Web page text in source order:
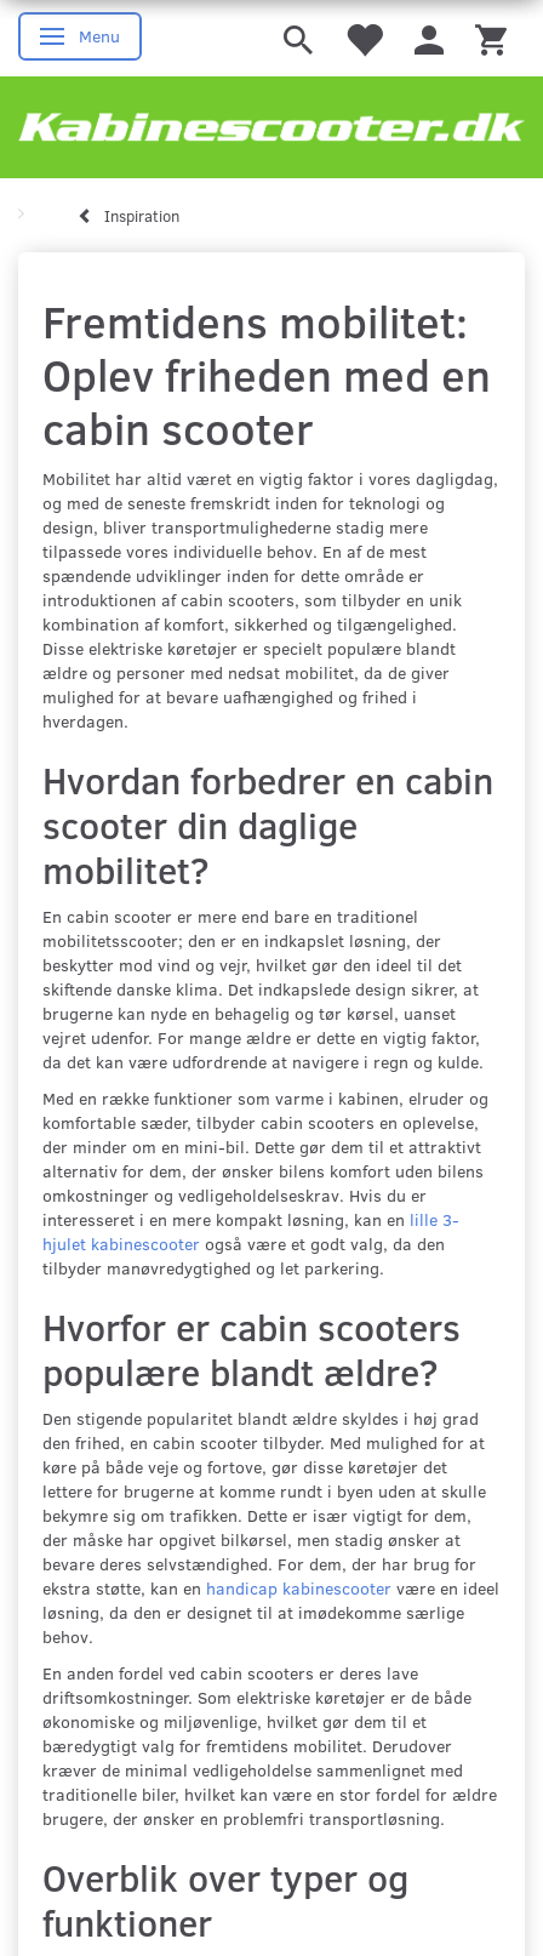
Skifte navigation
Menu
Inspiration
Fremtidens mobilitet:
Oplev friheden med en
cabin scooter
Mobilitet har altid været en vigtig faktor i vores dagligdag,
og med de seneste fremskridt inden for teknologi og
design, bliver transportmulighederne stadig mere
tilpassede vores individuelle behov. En af de mest
spændende udviklinger inden for dette område er
introduktionen af cabin scooters, som tilbyder en unik
kombination af komfort, sikkerhed og tilgængelighed.
Disse elektriske køretøjer er specielt populære blandt
ældre og personer med nedsat mobilitet, da de giver
mulighed for at bevare uafhængighed og frihed i
hverdagen.
Hvordan forbedrer en cabin
scooter din daglige
mobilitet?
En cabin scooter er mere end bare en traditionel
mobilitetsscooter; den er en indkapslet løsning, der
beskytter mod vind og vejr, hvilket gør den ideel til det
skiftende danske klima. Det indkapslede design sikrer, at
brugerne kan nyde en behagelig og tør kørsel, uanset
vejret udenfor. For mange ældre er dette en vigtig faktor,
da det kan være udfordrende at navigere i regn og kulde.
Med en række funktioner som varme i kabinen, elruder og
komfortable sæder, tilbyder cabin scooters en oplevelse,
der minder om en mini-bil. Dette gør dem til et attraktivt
alternativ for dem, der ønsker bilens komfort uden bilens
omkostninger og vedligeholdelseskrav. Hvis du er
interesseret i en mere kompakt løsning, kan en lille 3-
hjulet kabinescooter også være et godt valg, da den
tilbyder manøvredygtighed og let parkering.
Hvorfor er cabin scooters
populære blandt ældre?
Den stigende popularitet blandt ældre skyldes i høj grad
den frihed, en cabin scooter tilbyder. Med mulighed for at
køre på både veje og fortove, gør disse køretøjer det
lettere for brugerne at komme rundt i byen uden at skulle
bekymre sig om trafikken. Dette er især vigtigt for dem,
der måske har opgivet bilkørsel, men stadig ønsker at
bevare deres selvstændighed. For dem, der har brug for
ekstra støtte, kan en handicap kabinescooter være en ideel
løsning, da den er designet til at imødekomme særlige
behov.
En anden fordel ved cabin scooters er deres lave
driftsomkostninger. Som elektriske køretøjer er de både
økonomiske og miljøvenlige, hvilket gør dem til et
bæredygtigt valg for fremtidens mobilitet. Derudover
kræver de minimal vedligeholdelse sammenlignet med
traditionelle biler, hvilket kan være en stor fordel for ældre
brugere, der ønsker en problemfri transportløsning.
Overblik over typer og
funktioner